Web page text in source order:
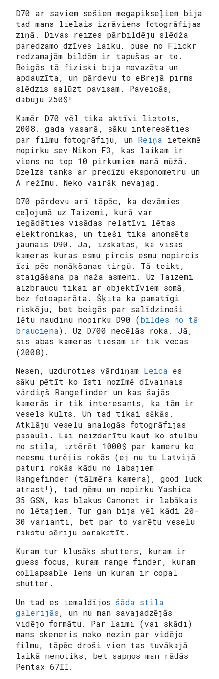
D70 ar saviem sešiem megapikseļiem bija
tad mans lielais izrāviens fotogrāfijas
ziņā. Divas reizes pārbildēju slēdža
paredzamo dzīves laiku, puse no Flickr
redzamajām bildēm ir tapušas ar to.
Beigās tā fiziski bija novazāta un
apdauzīta, un pārdevu to eBrejā pirms
slēdzis salūzt pavisam. Paveicās,
dabuju 250$!
Kamēr D70 vēl tika aktīvi lietots,
2008. gada vasarā, sāku interesēties
par filmu fotogrāfiju, un Reiņa ietekmē
nopirku sev Nikon F3, kas laikam ir
viens no top 10 pirkumiem manā mūžā.
Dzelzs tanks ar precīzu eksponometru un
A režīmu. Neko vairāk nevajag.
D70 pārdevu arī tāpēc, ka devāmies
ceļojumā uz Taizemi, kurā var
iegādāties visādas relatīvi lētas
elektronikas, un tieši tika anonsēts
jaunais D90. Jā, izskatās, ka visas
kameras kuras esmu pircis esmu nopircis
īsi pēc nonākšanas tirgū. Tā teikt,
staigāšana pa naža asmeni. Uz Taizemi
aizbraucu tikai ar objektīviem somā,
bez fotoaparāta. Šķita ka pamatīgi
riskēju, bet beigās par salīdzinoši
lētu naudiņu nopirku D90 (bildes no tā
brauciena). Uz D700 necēlās roka. Jā,
šīs abas kameras tiešām ir tik vecas
(2008).
Nesen, uzduroties vārdiņam Leica es
sāku pētīt ko īsti nozīmē dīvainais
vārdiņš Rangefinder un kas šajās
kamerās ir tik interesants, ka tām ir
vesels kults. Un tad tikai sākās.
Atklāju veselu analogās fotogrāfijas
pasauli. Lai neizdarītu kaut ko stulbu
no stila, iztērēt 1000$ par kameru ko
neesmu turējis rokās (ej nu tu Latvijā
paturi rokās kādu no labajiem
Rangefinder (tālmēra kamera), good luck
atrast!), tad ņēmu un nopirku Yashica
35 GSN, kas blakus Canonet ir labākais
no lētajiem. Tur gan bija vēl kādi 20-
30 varianti, bet par to varētu veselu
rakstu sēriju sarakstīt.
Kuram tur klusāks shutters, kuram ir
guess focus, kuram range finder, kuram
collapsable lens un kuram ir copal
shutter.
Un tad es iemaldījos šāda stila
galerijās, un nu man savajadzējās
vidējo formātu. Par laimi (vai skādi)
mans skeneris neko nezin par vidējo
filmu, tāpēc droši vien tas tuvākajā
laikā nenotiks, bet sapņos man rādās
Pentax 67II.